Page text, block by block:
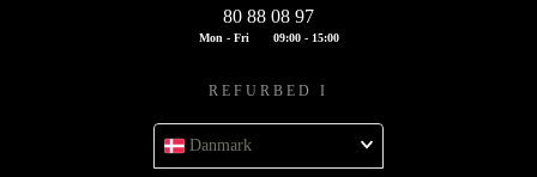
80 88 08 97
Mon - Fri 09:00 - 15:00
REFURBED I
Danmark